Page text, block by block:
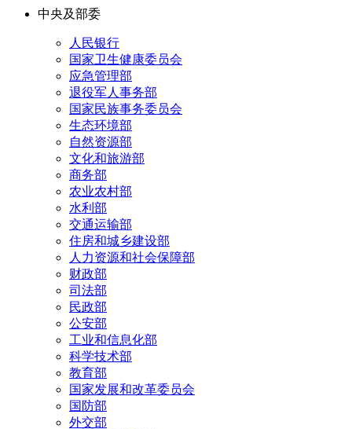
中央及部委
人民银行
国家卫生健康委员会
应急管理部
退役军人事务部
国家民族事务委员会
生态环境部
自然资源部
文化和旅游部
商务部
农业农村部
水利部
交通运输部
住房和城乡建设部
人力资源和社会保障部
财政部
司法部
民政部
公安部
工业和信息化部
科学技术部
教育部
国家发展和改革委员会
国防部
外交部